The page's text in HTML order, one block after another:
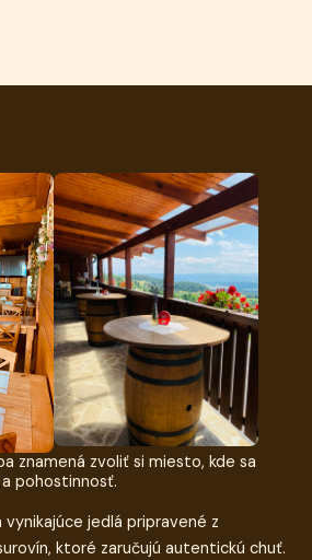
znamená zvoliť si miesto, kde sa
pohostinnosť.
vynikajúce jedlá pripravené z
ktoré zaručujú autentickú chuť.